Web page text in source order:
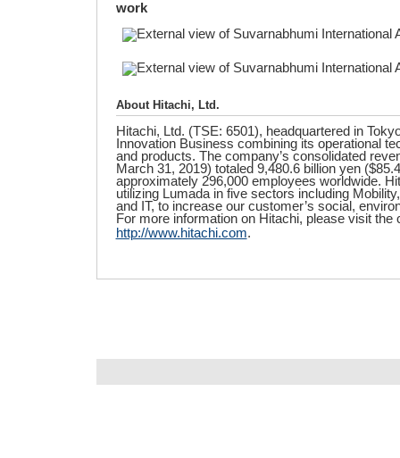
work
About Hitachi, Ltd.
Hitachi, Ltd. (TSE: 6501), headquartered in
Innovation Business combining its operational
and products. The company’s consolidated
March 31, 2019) totaled 9,480.6 billion yen
approximately 296,000 employees worldwide.
utilizing Lumada in five sectors including
and IT, to increase our customer’s social,
For more information on Hitachi, please visit the
http://www.hitachi.com.